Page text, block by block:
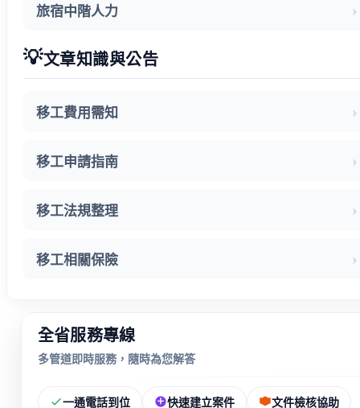
旅宿中階人力
💡文章知識與公告
移工費用需知
移工申請指南
移工法規整理
移工相關保險
全省服務專線
多管道即時服務，隨時為您解答
一通電話到位 快速建立案件 文件檢核協助